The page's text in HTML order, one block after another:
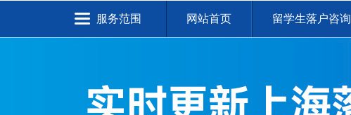
服务范围 网站首页 留学生落户咨询